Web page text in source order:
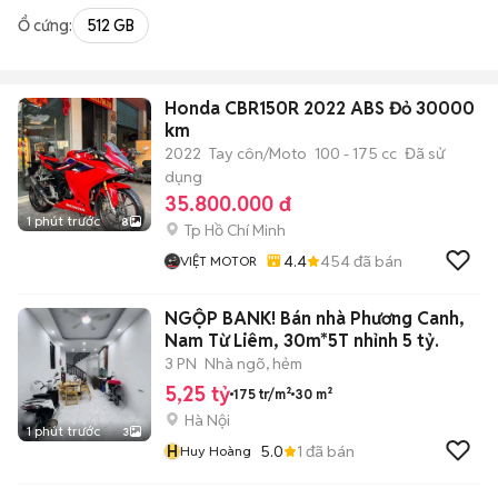
Ổ cứng: 512 GB
1 phút trước 8
Honda CBR150R 2022 ABS Đỏ 30000
km
2022 Tay côn/Moto 100 - 175 cc Đã sử
dụng
35.800.000 đ
Tp Hồ Chí Minh
VIỆT MOTOR 4.4 454đã bán
1 phút trước 3
NGỘP BANK! Bán nhà Phương Canh,
Nam Từ Liêm, 30m*5T nhỉnh 5 tỷ.
3 PN Nhà ngõ, hẻm
5,25 tỷ 175 tr/m² 30 m²
Hà Nội
HHuy Hoàng 5.0 1 đã bán